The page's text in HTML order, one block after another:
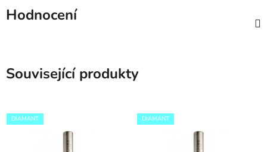
Hodnocení
Související produkty
DIAMANT DIAMANT